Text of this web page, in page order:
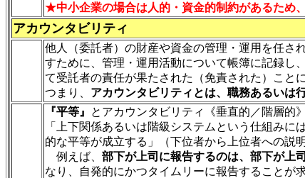
★中小企業の場合は人的・資金的制約があるため
アカウンタビリティ
他人（委託者）の財産や資金の管理・運用を任さ
すために、管理・運用活動について帳簿に記録し
て受託者の責任が果たされた（免責された）ことに
つまり、 アカウンタビリティとは、職務あるいは
『平等』
とアカウンタビリティ《垂直的／階層的》
「上下関係あるいは階級システムという仕組み
的な平等が成立する」（下位者から上位者への説
例えば、 部下が上司に報告するのは、部下が上
なり、自発的にかつタイムリーに報告することが